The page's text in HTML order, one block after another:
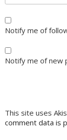
Notify me of
Notify me of new
This site uses
comment data is